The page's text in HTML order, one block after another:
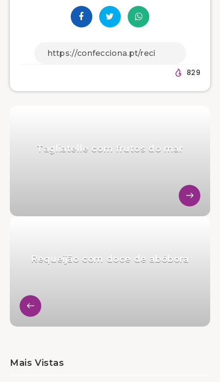
829
Tagliatelle com frutos do mar
Requeijão com doce de abóbora
Mais Vistas